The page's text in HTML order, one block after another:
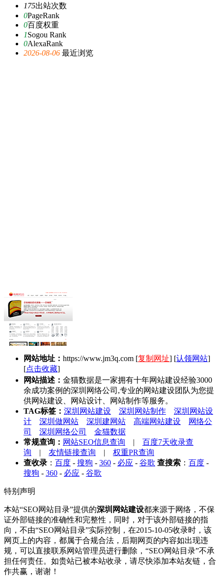
175出站次数
0PageRank
0百度权重
1Sogou Rank
0AlexaRank
2026-08-06 最近浏览
网站地址： https://www.jm3q.com [复制网址] [认领网站]
[点击收藏]
网站描述： 金猫数据是一家拥有十年网站建设经验3000
余成功案例的深圳网络公司,专业的网站建设团队为您提
供网站建设、网站设计、网站制作等服务。
TAG标签： 深圳网站建设 深圳网站制作
深圳网站设
计
深圳做网站 深圳建网站 高端网站建设
网络公
司
深圳网络公司
金猫数据
常规查询： 网站SEO信息查询 | 百度7天收录查
询 | 友情链接查询 | 权重PR查询
查收录 ： 百度 - 搜狗 - 360 - 必应 - 谷歌 查搜索 ： 百度 -
搜狗 - 360 - 必应 - 谷歌
特别声明
本站“SEO网站目录”提供的深圳网站建设都来源于网络，不保
证外部链接的准确性和完整性，同时，对于该外部链接的指
向，不由“SEO网站目录”实际控制，在2015-10-05收录时，该
网页上的内容，都属于合规合法，后期网页的内容如出现违
规，可以直接联系网站管理员进行删除，“SEO网站目录”不承
担任何责任。如贵站已被本站收录，请尽快添加本站友链，合
作共赢，谢谢！